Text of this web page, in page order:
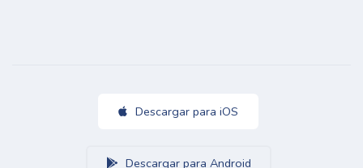
Descargar para iOS
Descargar para Android